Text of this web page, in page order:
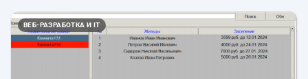
ВЕБ-РАЗРАБОТКА И IT